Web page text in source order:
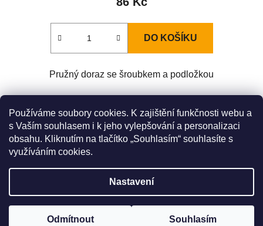
Používáme soubory cookies. K zajištění funkčnosti webu a
s Vaším souhlasem i k jeho vylepšování a personalizaci
obsahu. Kliknutím na tlačítko „Souhlasím“ souhlasíte s
využíváním cookies.
Nastavení
Odmítnout Souhlasím
Výrobce ke dni 27. 5. 2026 oficiálně pozastavil prodej nůžek řady
9. Inovovaná sada modelů řady 9 bude k dispozici zřejmě na
podzim. Do té doby německý výrobce doporučuje nahradit modely
z této řady nůžkami z řady 11. Omlouváme se za případné
DO KOŠÍKU
Pružný doraz se šroubkem a podložkou
Zboží.cz Heureka.cz
Original LÖWE Germany
LÖWE na Youtube
Vytvořil Shoptet
Copyright 2026Nůžky Lӧwe . Všechna práva vyhrazena.